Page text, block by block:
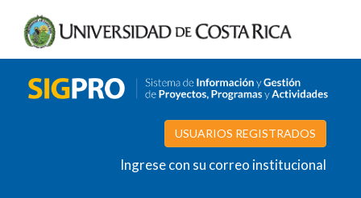
USUARIOS REGISTRADOS
Ingrese con su correo institucional